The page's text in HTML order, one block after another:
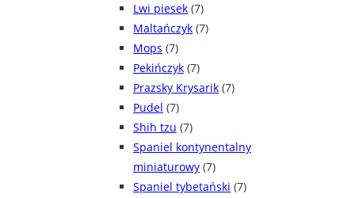
Lwi piesek (7)
Maltańczyk (7)
Mops (7)
Pekińczyk (7)
Prazsky Krysarik (7)
Pudel (7)
Shih tzu (7)
Spaniel kontynentalny
miniaturowy (7)
Spaniel tybetański (7)